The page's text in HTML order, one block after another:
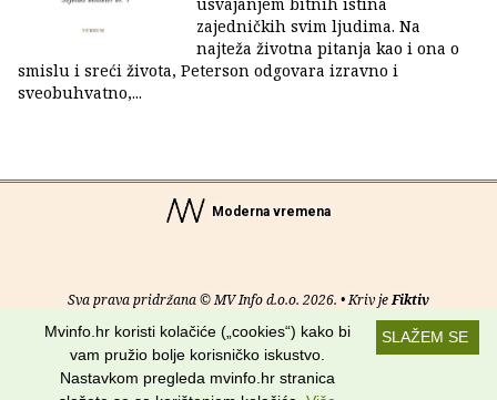
zajedničkih svim ljudima. Na
najteža životna pitanja kao i ona o
smislu i sreći života, Peterson odgovara izravno i
sveobuhvatno,...
Moderna vremena
Sva prava pridržana © MV Info d.o.o. 2026. • Kriv jeFiktiv
Uvjeti korištenja RSS kanali
Potraži nas na:
SLAŽEM SE
Mvinfo.hr koristi kolačiće („cookies“) kako bi
vam pružio bolje korisničko iskustvo.
Nastavkom pregleda mvinfo.hr stranica